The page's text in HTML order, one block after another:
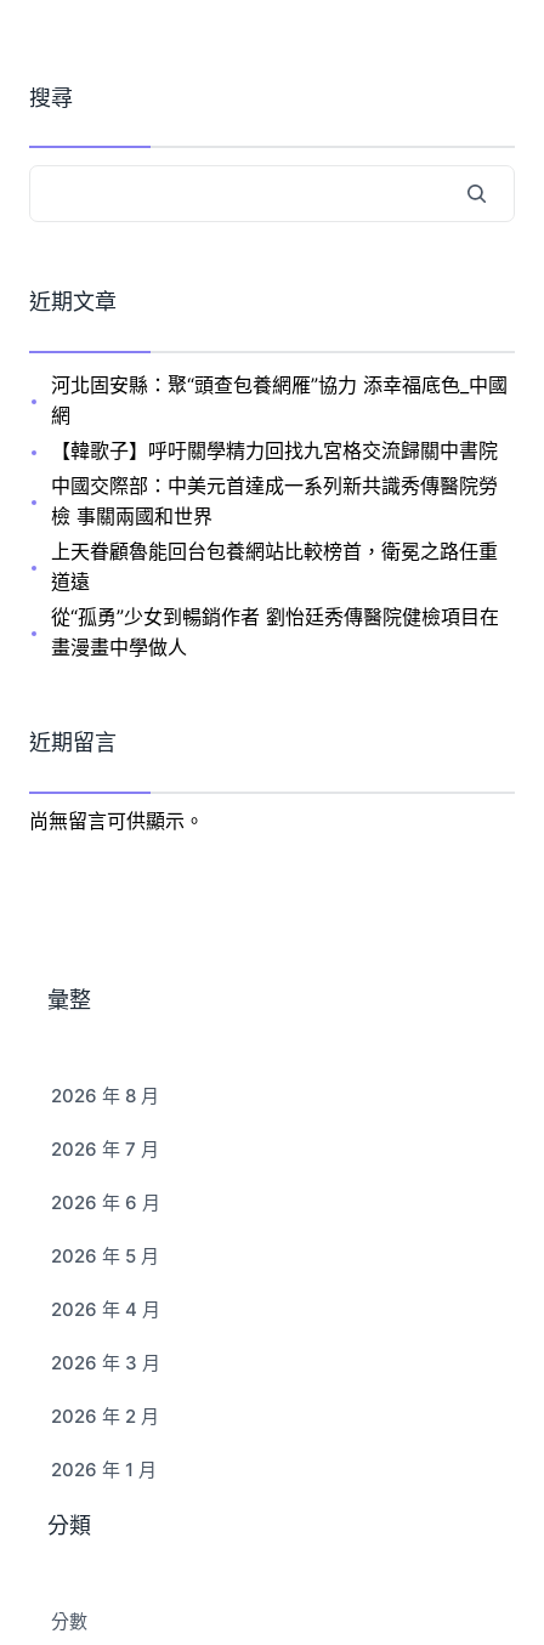
搜尋
近期文章
河北固安縣：聚“頭查包養網雁”協力 添幸福底色_中國
網
【韓歌子】呼吁關學精力回找九宮格交流歸關中書院
中國交際部：中美元首達成一系列新共識秀傳醫院勞
檢 事關兩國和世界
上天眷顧魯能回台包養網站比較榜首，衛冕之路任重
道遠
從“孤勇”少女到暢銷作者 劉怡廷秀傳醫院健檢項目在
畫漫畫中學做人
近期留言
尚無留言可供顯示。
彙整
2026 年 8 月
2026 年 7 月
2026 年 6 月
2026 年 5 月
2026 年 4 月
2026 年 3 月
2026 年 2 月
2026 年 1 月
分類
分數